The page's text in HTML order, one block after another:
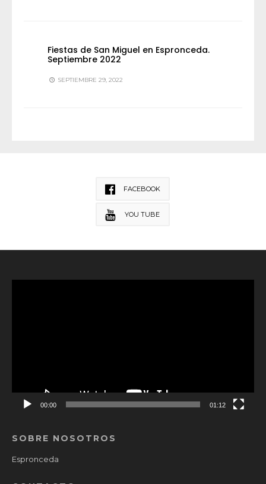
Fiestas de San Miguel en Espronceda.
Septiembre 2022
SEPTIEMBRE 29, 2022
FACEBOOK
YOU TUBE
00:00 01:12
SOBRE NOSOTROS
Espronceda